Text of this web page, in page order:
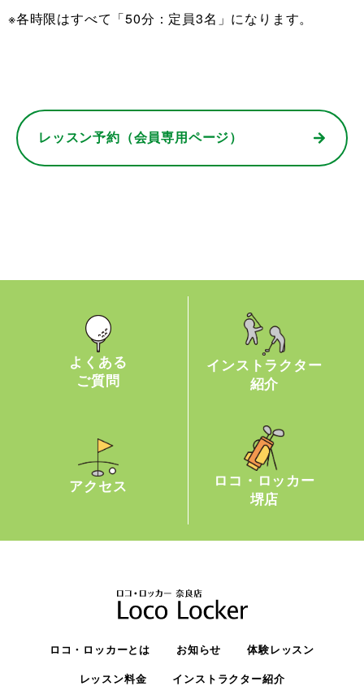
※各時限はすべて「50分：定員3名」になります。
レッスン予約（会員専用ページ）
よくある
ご質問
インストラクター
紹介
アクセス
ロコ・ロッカー
堺店
ロコ・ロッカーとは お知らせ 体験レッスン
レッスン料金 インストラクター紹介